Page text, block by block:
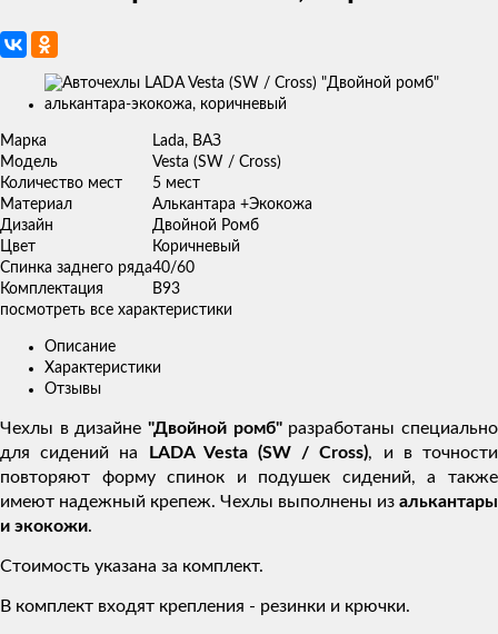
Изображения
Марка
Lada, ВАЗ
Модель
Vesta (SW / Cross)
Количество мест
5 мест
Материал
Алькантара +Экокожа
Дизайн
Двойной Ромб
Цвет
Коричневый
Спинка заднего ряда40/60
Комплектация
B93
посмотреть все характеристики
Описание
Характеристики
Отзывы
Чехлы в дизайне "Двойной ромб"разработаны специально
для сидений на
LADA Vesta (SW / Cross), и в точности
повторяют форму спинок и подушек сидений, а также
имеют надежный крепеж. Чехлы выполнены из алькантары
и экокожи.
Стоимость указана за комплект.
В комплект входят крепления - резинки и крючки.